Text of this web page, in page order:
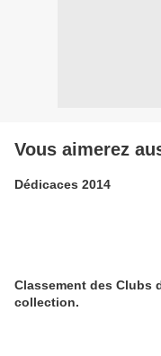
Vous aimerez
Dédicaces 2014
Classement des Clubs
collection.